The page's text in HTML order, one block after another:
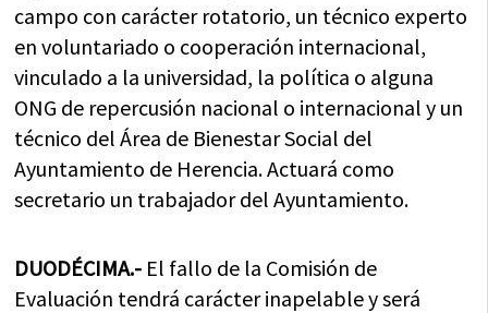
campo con carácter rotatorio, un técnico experto
en voluntariado o cooperación internacional,
vinculado a la universidad, la política o alguna
ONG de repercusión nacional o internacional y un
técnico del Área de Bienestar Social del
Ayuntamiento de Herencia. Actuará como
secretario un trabajador del Ayuntamiento.
DUODÉCIMA.- El fallo de la Comisión de
Evaluación tendrá carácter inapelable y será